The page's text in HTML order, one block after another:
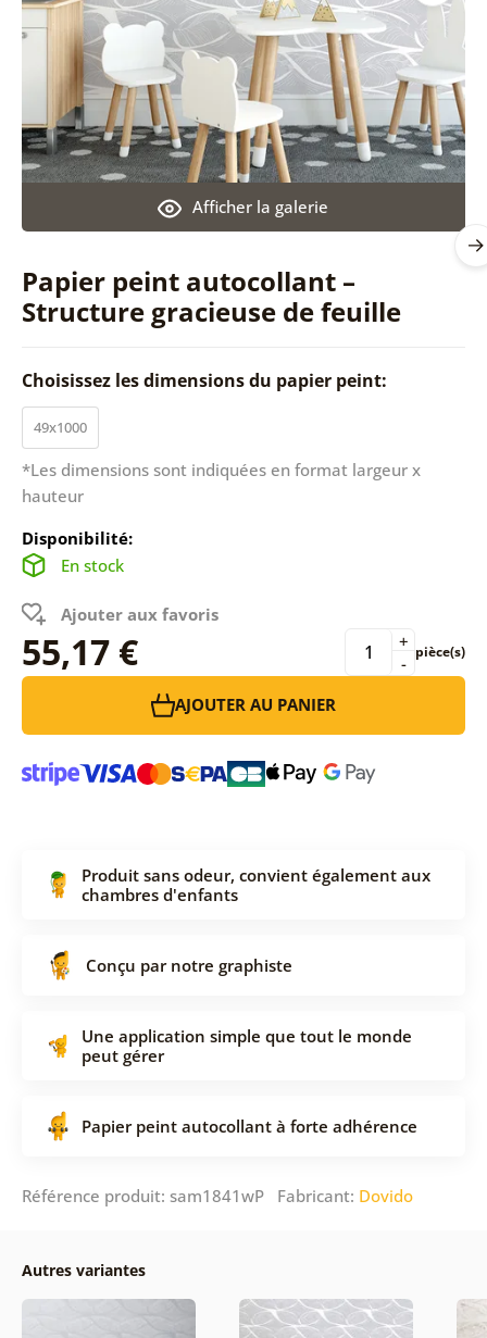
Papier peint autocollant –
Structure gracieuse de feuille
Afficher la galerie
Choisissez les dimensions du papier peint:
49x1000
*Les dimensions sont indiquées en format largeur x
hauteur
Disponibilité:
En stock
Ajouter aux favoris
55,17 € -
+ pièce(s)
AJOUTER AU PANIER
Produit sans odeur, convient également aux
chambres d'enfants
Conçu par notre graphiste
Une application simple que tout le monde
peut gérer
Papier peint autocollant à forte adhérence
Référence produit: sam1841wP Fabricant: Dovido
Autres variantes